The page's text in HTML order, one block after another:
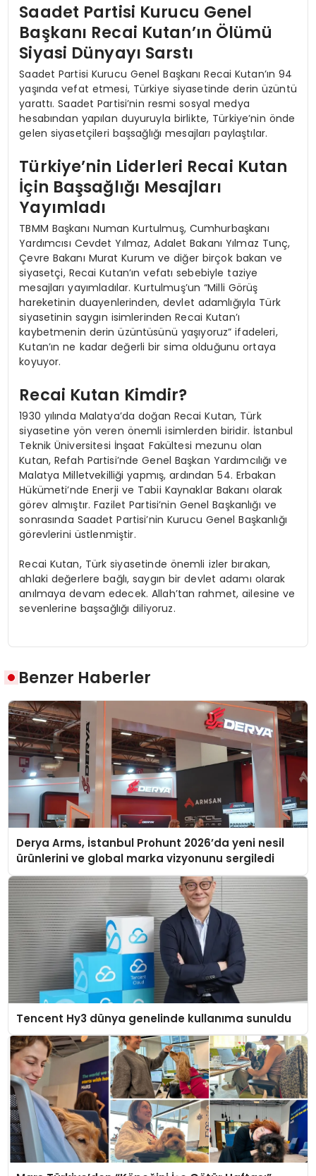
Saadet Partisi Kurucu Genel
Başkanı Recai Kutan’ın Ölümü
Siyasi Dünyayı Sarstı
Saadet Partisi Kurucu Genel Başkanı Recai Kutan’ın 94
yaşında vefat etmesi, Türkiye siyasetinde derin üzüntü
yarattı. Saadet Partisi’nin resmi sosyal medya
hesabından yapılan duyuruyla birlikte, Türkiye’nin önde
gelen siyasetçileri başsağlığı mesajları paylaştılar.
Türkiye’nin Liderleri Recai Kutan
İçin Başsağlığı Mesajları
Yayımladı
TBMM Başkanı Numan Kurtulmuş, Cumhurbaşkanı
Yardımcısı Cevdet Yılmaz, Adalet Bakanı Yılmaz Tunç,
Çevre Bakanı Murat Kurum ve diğer birçok bakan ve
siyasetçi, Recai Kutan’ın vefatı sebebiyle taziye
mesajları yayımladılar. Kurtulmuş’un “Milli Görüş
hareketinin duayenlerinden, devlet adamlığıyla Türk
siyasetinin saygın isimlerinden Recai Kutan’ı
kaybetmenin derin üzüntüsünü yaşıyoruz” ifadeleri,
Kutan’ın ne kadar değerli bir sima olduğunu ortaya
koyuyor.
Recai Kutan Kimdir?
1930 yılında Malatya’da doğan Recai Kutan, Türk
siyasetine yön veren önemli isimlerden biridir. İstanbul
Teknik Üniversitesi İnşaat Fakültesi mezunu olan
Kutan, Refah Partisi’nde Genel Başkan Yardımcılığı ve
Malatya Milletvekilliği yapmış, ardından 54. Erbakan
Hükümeti’nde Enerji ve Tabii Kaynaklar Bakanı olarak
görev almıştır. Fazilet Partisi’nin Genel Başkanlığı ve
sonrasında Saadet Partisi’nin Kurucu Genel Başkanlığı
görevlerini üstlenmiştir.
Recai Kutan, Türk siyasetinde önemli izler bırakan,
ahlaki değerlere bağlı, saygın bir devlet adamı olarak
anılmaya devam edecek. Allah’tan rahmet, ailesine ve
sevenlerine başsağlığı diliyoruz.
Benzer Haberler
Derya Arms, İstanbul Prohunt 2026’da yeni nesil
ürünlerini ve global marka vizyonunu sergiledi
Tencent Hy3 dünya genelinde kullanıma sunuldu